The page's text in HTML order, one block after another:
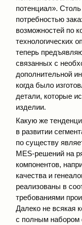
потенциал».
потребностью
возможностей по
технологических
теперь
связанных с
дополнительной
когда было
детали, которые
изделии.
Какую же
в развитии
по существу
MES-решений на
компонентов,
качества и
реализованы в
требованиями
Далеко не всякая
с полным набором